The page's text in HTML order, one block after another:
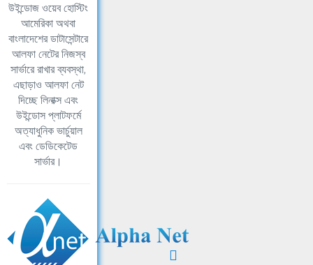
উইন্ডোজ ওয়েব হোস্টিং
আমেরিকা অথবা
বাংলাদেশের ডাটাসেন্টারে
আলফা নেটের নিজস্ব
সার্ভারে রাখার ব্যবস্থা,
এছাড়াও আলফা নেট
দিচ্ছে লিনাক্স এবং
উইন্ডোস প্লাটফর্মে
অত্যাধুনিক ভার্চুয়াল
এবং ডেডিকেটেড
সার্ভার।